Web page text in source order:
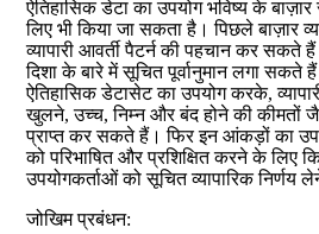
ऐतिहासिक डेटा का उपयोग भविष्य के
लिए भी किया जा सकता है। पिछले बाज़ार
व्यापारी आवर्ती पैटर्न की पहचान कर
दिशा के बारे में सूचित पूर्वानुमान लगा
ऐतिहासिक डेटासेट का उपयोग करके,
खुलने, उच्च, निम्न और बंद होने की कीमतों
प्राप्त कर सकते हैं। फिर इन आंकड़ों का
को परिभाषित और प्रशिक्षित करने के लिए
उपयोगकर्ताओं को सूचित व्यापारिक निर्णय
जोखिम प्रबंधन: